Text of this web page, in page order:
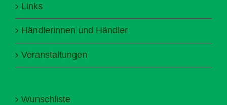
Links
Händlerinnen und Händler
Veranstaltungen
Wunschliste